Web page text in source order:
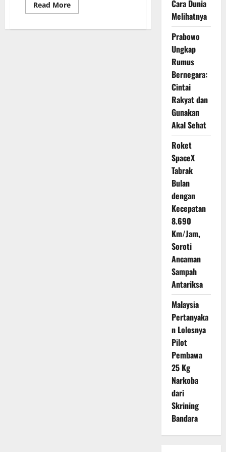
Read MoreRead
more
2026,
Cara Dunia
Melihatnya
Prabowo
Ungkap
Rumus
Bernegara:
Cintai
Rakyat dan
Gunakan
Akal Sehat
Roket
SpaceX
Tabrak
Bulan
dengan
Kecepatan
8.690
Km/Jam,
Soroti
Ancaman
Sampah
Antariksa
Malaysia
Pertanyaka
n Lolosnya
Pilot
Pembawa
25 Kg
Narkoba
dari
Skrining
Bandara